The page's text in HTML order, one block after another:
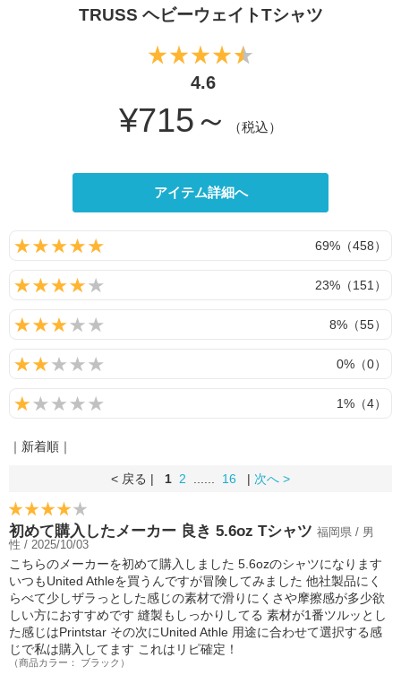
TRUSS ヘビーウェイトTシャツ
4.6
¥715～ （税込）
アイテム詳細へ
69%（458）
23%（151）
8%（55）
0%（0）
1%（4）
｜新着順｜
< 戻る | 1 2 16 | 次へ >
初めて購入したメーカー 良き 5.6oz Tシャツ 福岡県 / 男
性 / 2025/10/03
こちらのメーカーを初めて購入しました 5.6ozのシャツになります
いつもUnited Athleを買うんですが冒険してみました 他社製品にく
らべて少しザラっとした感じの素材で滑りにくさや摩擦感が多少欲
しい方におすすめです 縫製もしっかりしてる 素材が1番ツルッとし
た感じはPrintstar その次にUnited Athle 用途に合わせて選択する感
じで私は購入してます これはリピ確定！
（商品カラー： ブラック）